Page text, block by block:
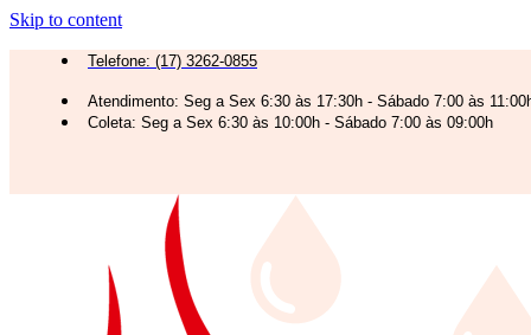
Skip to content
Telefone: (17) 3262-0855
Atendimento: Seg a Sex 6:30 às 17:30h - Sábado 7:00 às
Coleta: Seg a Sex 6:30 às 10:00h - Sábado 7:00 às 09:00h